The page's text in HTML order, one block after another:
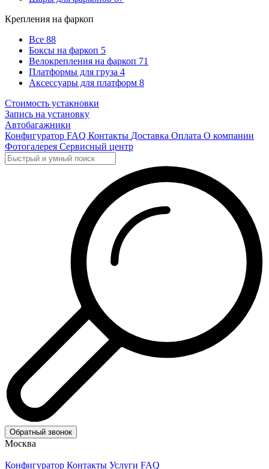
Крепления на фаркоп
Все 88
Боксы на фаркоп 5
Велокрепления на фаркоп 71
Платформы для груза 4
Аксессуары для платформ 8
Стоимость устакновки
Запись на установку
Автобагажники
Конфигуратор FAQ Контакты Доставка Оплата О компании
Фотогалерея Сервисный центр
Обратный звонок
Москва
Конфигуратор Контакты Услуги FAQ